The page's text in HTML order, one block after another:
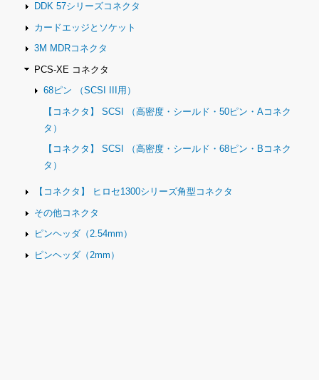
DDK 57シリーズコネクタ
カードエッジとソケット
3M MDRコネクタ
PCS-XE コネクタ
68ピン （SCSI III用）
【コネクタ】 SCSI （高密度・シールド・50ピン・Aコネク
タ）
【コネクタ】 SCSI （高密度・シールド・68ピン・Bコネク
タ）
【コネクタ】 ヒロセ1300シリーズ角型コネクタ
その他コネクタ
ピンヘッダ（2.54mm）
ピンヘッダ（2mm）